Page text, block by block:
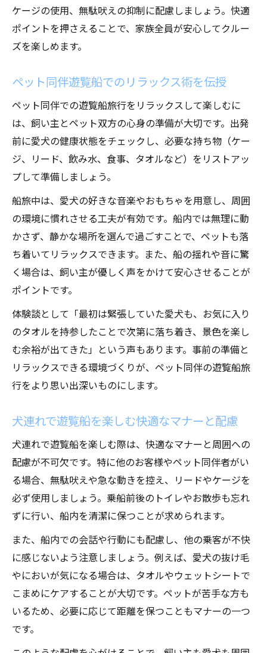
ケージの使用、無駄吠えの抑制に配慮しましょう。快適
ポイントを押さえることで、家族全員が安心してクルー
ズを楽しめます。
ペット同伴遊覧船でのリラックス術を伝授
ペット同伴での遊覧船旅行をリラックスして楽しむに
は、飼い主とペット双方の心身の準備が大切です。出発
前に愛犬の健康状態をチェックし、必要な持ち物（ケー
ジ、リード、飲み水、食事、タオルなど）をリストアッ
プして準備しましょう。
船旅中は、愛犬の好きな音楽やおもちゃを用意し、周囲
の環境に慣れさせる工夫が有効です。船内では無理に動
かさず、静かな場所を選んで過ごすことで、ペットも落
ち着いてリラックスできます。また、船の揺れや音に驚
く場合は、飼い主が優しく声をかけて安心させることが
ポイントです。
体験談として「最初は緊張していた愛犬も、お気に入り
のタオルを持参したことで次第に落ち着き、景色を楽し
む余裕が出てきた」という声もあります。事前の準備と
リラックスできる環境づくりが、ペット同伴の遊覧船旅
行をより思い出深いものにします。
犬連れで遊覧船を楽しむ快適なマナーと配慮
犬連れで遊覧船を楽しむ際は、快適なマナーと周囲への
配慮が不可欠です。特に他のお客様やペット同伴者がい
る場合、無駄吠えや急な動きを控え、リードやケージを
必ず使用しましょう。乗船前後のトイレやお散歩も忘れ
ずに行い、船内を清潔に保つことが求められます。
また、船内での会話や行動にも配慮し、他の乗客が不快
に感じないよう注意しましょう。例えば、愛犬の抜け毛
やにおいが気になる場合は、タオルやウェットシートで
こまめにケアすることが大切です。ペットが苦手な方も
いるため、必要に応じて距離を保つこともマナーの一つ
です。